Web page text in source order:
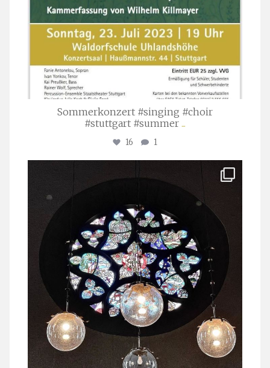
Sommerkonzert #singing #choir
#stuttgart #summer ...
16 1
Apr. 1